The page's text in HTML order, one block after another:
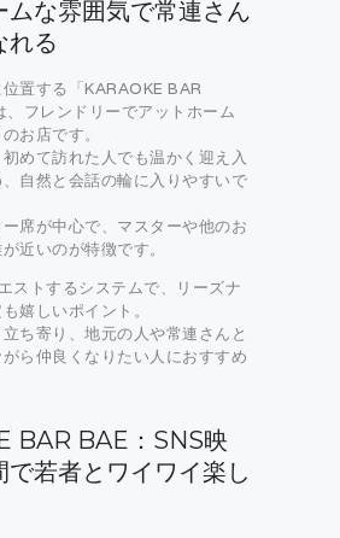
ムな雰囲気で常連さん
れる
置する「KARAOKE BAR
フレンドリーでアットホーム
お店です。
めて訪れた人でも温かく迎え入
自然と会話の輪に入りやすいで
席が中心で、マスターや他のお
近いのが特徴です。
ストするシステムで、リーズナ
嬉しいポイント。
ち寄り、地元の人や常連さんと
ら仲良くなりたい人におすすめ
BAR BAE：SNS映
で若者とワイワイ楽し